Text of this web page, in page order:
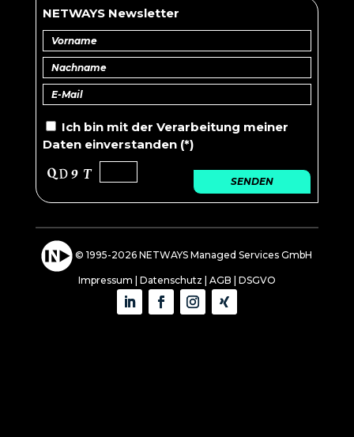
NETWAYS Newsletter
Ich bin mit der Verarbeitung meiner
Daten einverstanden (*)
SENDEN
© 1995-2026 NETWAYS Managed Services GmbH
Impressum Datenschutz AGB DSGVO